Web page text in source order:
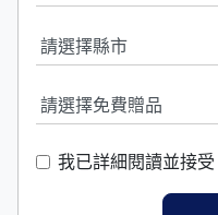
我已詳細閱讀並接受